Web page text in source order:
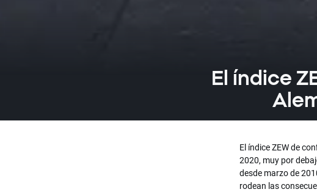
El índice
El índice ZEW de
2020, muy por
desde marzo de
rodean las